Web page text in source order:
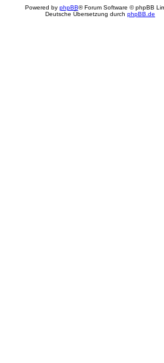
Powered by phpBB® Forum Software © phpBB
Deutsche Übersetzung durch phpBB.de